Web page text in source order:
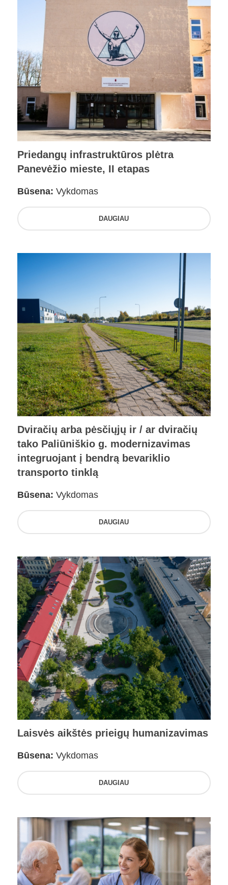
Priedangų infrastruktūros plėtra
Panevėžio mieste, II etapas
Būsena: Vykdomas
DAUGIAU
Dviračių arba pėsčiųjų ir / ar dviračių
tako Paliūniškio g. modernizavimas
integruojant į bendrą bevariklio
transporto tinklą
Būsena: Vykdomas
DAUGIAU
Laisvės aikštės prieigų humanizavimas
Būsena: Vykdomas
DAUGIAU